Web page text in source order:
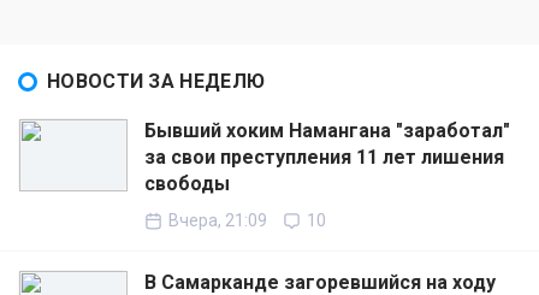
НОВОСТИ ЗА НЕДЕЛЮ
Бывший хоким Намангана "заработал"
за свои преступления 11 лет лишения
свободы
Вчера, 21:09 10
В Самарканде загоревшийся на ходу